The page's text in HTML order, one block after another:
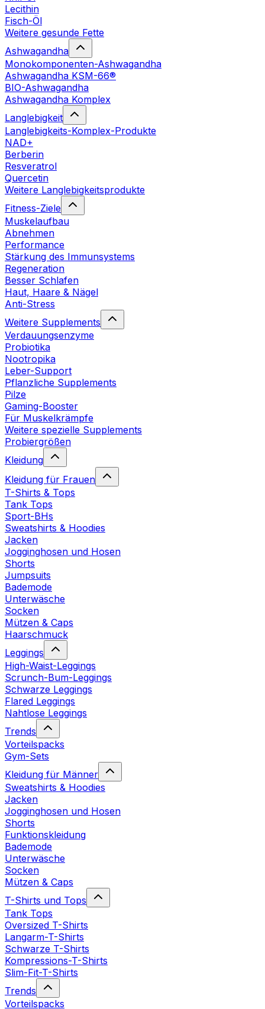
Lecithin
Fisch-Öl
Weitere gesunde Fette
Ashwagandha
Monokomponenten-Ashwagandha
Ashwagandha KSM-66®
BIO-Ashwagandha
Ashwagandha Komplex
Langlebigkeit
Langlebigkeits-Komplex-Produkte
NAD+
Berberin
Resveratrol
Quercetin
Weitere Langlebigkeitsprodukte
Fitness-Ziele
Muskelaufbau
Abnehmen
Performance
Stärkung des Immunsystems
Regeneration
Besser Schlafen
Haut, Haare & Nägel
Anti-Stress
Weitere Supplements
Verdauungsenzyme
Probiotika
Nootropika
Leber-Support
Pflanzliche Supplements
Pilze
Gaming-Booster
Für Muskelkrämpfe
Weitere spezielle Supplements
Probiergrößen
Kleidung
Kleidung für Frauen
T-Shirts & Tops
Tank Tops
Sport-BHs
Sweatshirts & Hoodies
Jacken
Jogginghosen und Hosen
Shorts
Jumpsuits
Bademode
Unterwäsche
Socken
Mützen & Caps
Haarschmuck
Leggings
High-Waist-Leggings
Scrunch-Bum-Leggings
Schwarze Leggings
Flared Leggings
Nahtlose Leggings
Trends
Vorteilspacks
Gym-Sets
Kleidung für Männer
Sweatshirts & Hoodies
Jacken
Jogginghosen und Hosen
Shorts
Funktionskleidung
Bademode
Unterwäsche
Socken
Mützen & Caps
T-Shirts und Tops
Tank Tops
Oversized T-Shirts
Langarm-T-Shirts
Schwarze T-Shirts
Kompressions-T-Shirts
Slim-Fit-T-Shirts
Trends
Vorteilspacks